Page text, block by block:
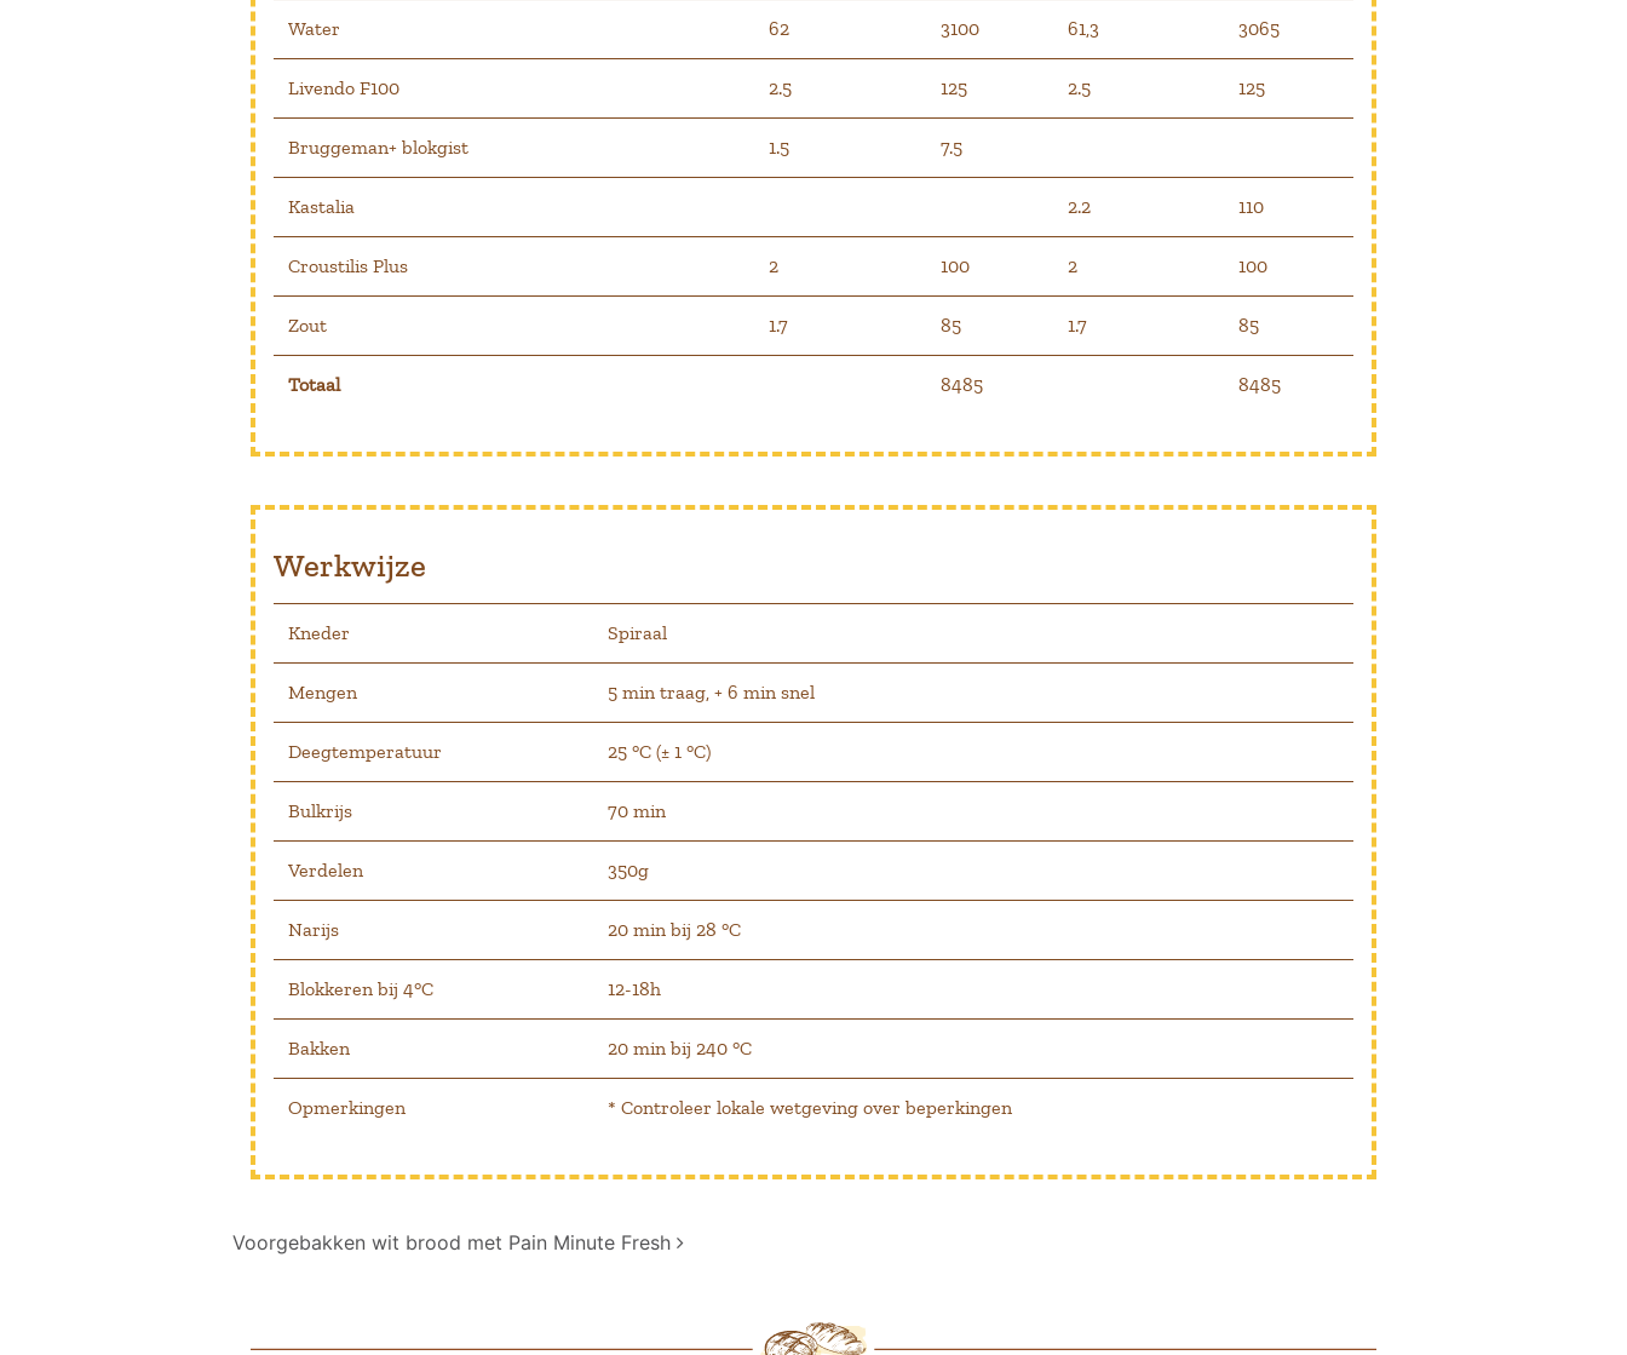
Water 62 3100 61,3 3065
Livendo F100 2.5 125 2.5 125
Bruggeman+ blokgist 1.5 7.5
Kastalia 2.2 110
Croustilis Plus 2 100 2 100
Zout 1.7 85 1.7 85
Totaal 8485 8485
Werkwijze
Kneder Spiraal
Mengen 5 min traag, + 6 min snel
Deegtemperatuur 25 °C (± 1 °C)
Bulkrijs 70 min
Verdelen 350g
Narijs 20 min bij 28 °C
Blokkeren bij 4°C 12-18h
Bakken 20 min bij 240 °C
Opmerkingen * Controleer lokale wetgeving over beperkingen
Post navigation
Voorgebakken wit brood met Pain Minute Fresh